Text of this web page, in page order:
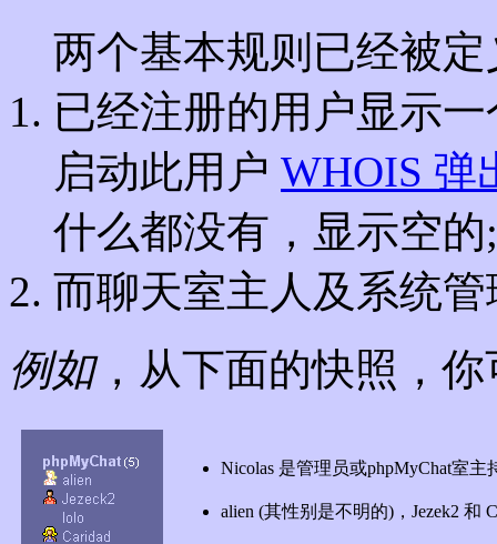
两个基本规则已经被
已经注册的用户显示
启动此用户 WHOIS 弹
什么都没有，显示空的;
而聊天室主人及系统
例如，从下面的快照，
Nicolas 是管理员或phpMyChat室主
alien (其性别是不明的)，Jezek2 和